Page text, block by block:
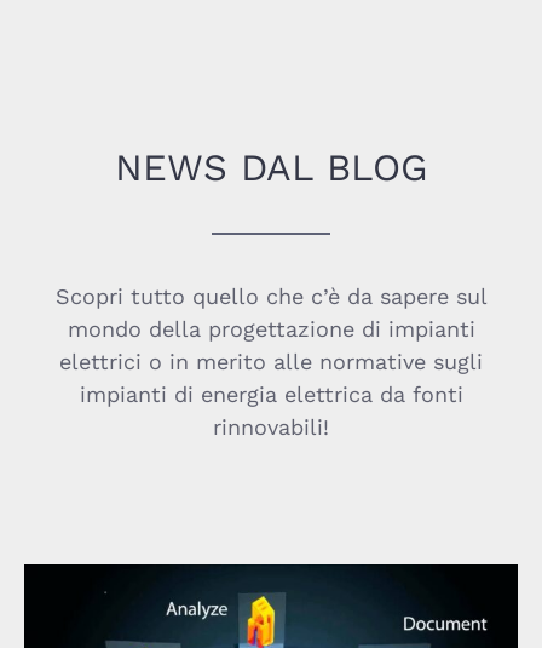
NEWS DAL BLOG
Scopri tutto quello che c’è da sapere sul
mondo della progettazione di impianti
elettrici o in merito alle normative sugli
impianti di energia elettrica da fonti
rinnovabili!